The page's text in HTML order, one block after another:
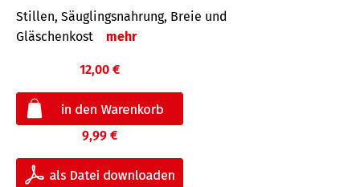
Stillen, Säuglingsnahrung, Breie und
Gläschenkost
mehr
12,00 €
9,99 €